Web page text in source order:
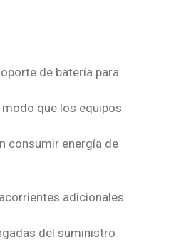
de batería para
que los equipos
consumir energía de
adicionales
del suministro